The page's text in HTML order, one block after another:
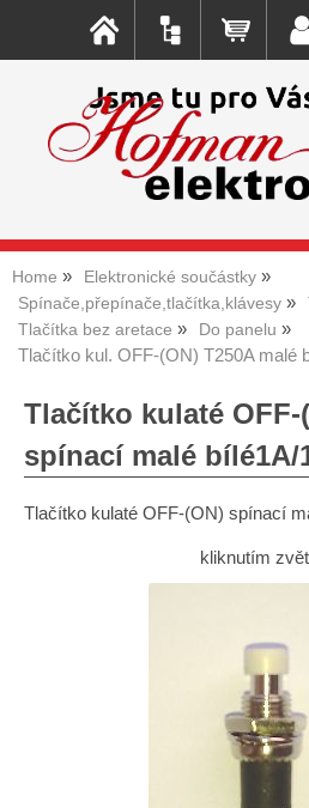
Home
Elektronické součástky
Spínače,přepínače,tlačítka,klávesy
Tlačítka bez aretace
Do panelu
Tlačítko kul. OFF-(ON) T250A malé
Tlačítko kulaté OFF-
spínací malé bílé1A/
Tlačítko kulaté OFF-(ON) spínací
kliknutím